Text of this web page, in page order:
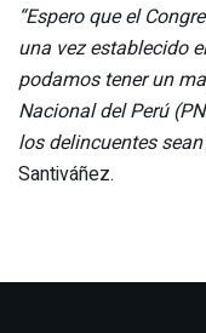
“Espero que el
una vez establecido
podamos tener un
Nacional del Perú
los delincuentes
Santiváñez.